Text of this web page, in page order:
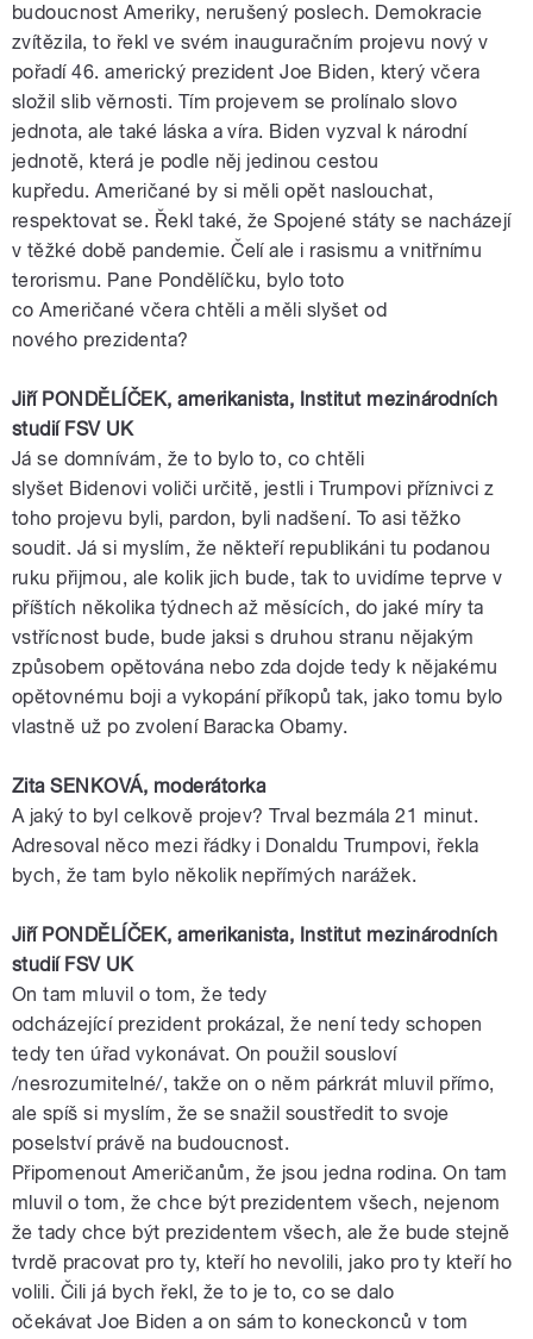
budoucnostAmeriky, nerušený poslech. Demokracie
zvítězila, to řekl ve svém inauguračním projevu nový v
pořadí 46.americký prezident Joe Biden, který včera
složil slib věrnosti. Tím projevem se prolínalo slovo
jednota, ale také láska a víra. Biden vyzval k národní
jednotě, která je podle něj jedinou cestou
kupředu.Američané by si měli opět naslouchat,
respektovat se. Řekl také, žeSpojené státy se nacházejí
v těžké době pandemie. Čelí ale i rasismu a vnitřnímu
terorismu. Pane Pondělíčku, bylo toto
coAmeričané včera chtěli a měli slyšet od
nového prezidenta?
Jiří PONDĚLÍČEK, amerikanista, Institut mezinárodních
studií FSV UK
Já se domnívám, že to bylo to, co chtěli
slyšet Bidenovi voliči určitě, jestli iTrumpovi příznivci z
toho projevu byli, pardon, byli nadšení. To asi těžko
soudit. Já si myslím, že někteří republikáni tu podanou
ruku přijmou, ale kolik jich bude, tak to uvidíme teprve v
příštích několika týdnech až měsících, do jaké míry ta
vstřícnost bude, bude jaksi s druhou stranu nějakým
způsobem opětována nebo zda dojde tedy k nějakému
opětovnému boji a vykopání příkopů tak, jako tomu bylo
vlastně už po zvolení Baracka Obamy.
Zita SENKOVÁ, moderátorka
A jaký to byl celkově projev? Trval bezmála 21 minut.
Adresoval něco mezi řádky i Donaldu Trumpovi, řekla
bych, že tam bylo několik nepřímých narážek.
Jiří PONDĚLÍČEK, amerikanista, Institut mezinárodních
studií FSV UK
On tam mluvil o tom, že tedy
odcházející prezident prokázal, že není tedy schopen
tedy ten úřad vykonávat. On použil sousloví
/nesrozumitelné/, takže on o něm párkrát mluvil přímo,
ale spíš si myslím, že se snažil soustředit to svoje
poselství právě na budoucnost.
Připomenout Američanům, že jsou jedna rodina. On tam
mluvil o tom, že chce být prezidentem všech, nejenom
že tady chce být prezidentem všech, ale že bude stejně
tvrdě pracovat pro ty, kteří ho nevolili, jako pro ty kteří ho
volili. Čili já bych řekl, že to je to, co se dalo
očekávatJoe Biden a on sám to koneckonců v tom